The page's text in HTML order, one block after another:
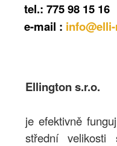
tel.: 775 98 15 16
e-mail : info
Ellington s.r.o.
je efektivně
střední